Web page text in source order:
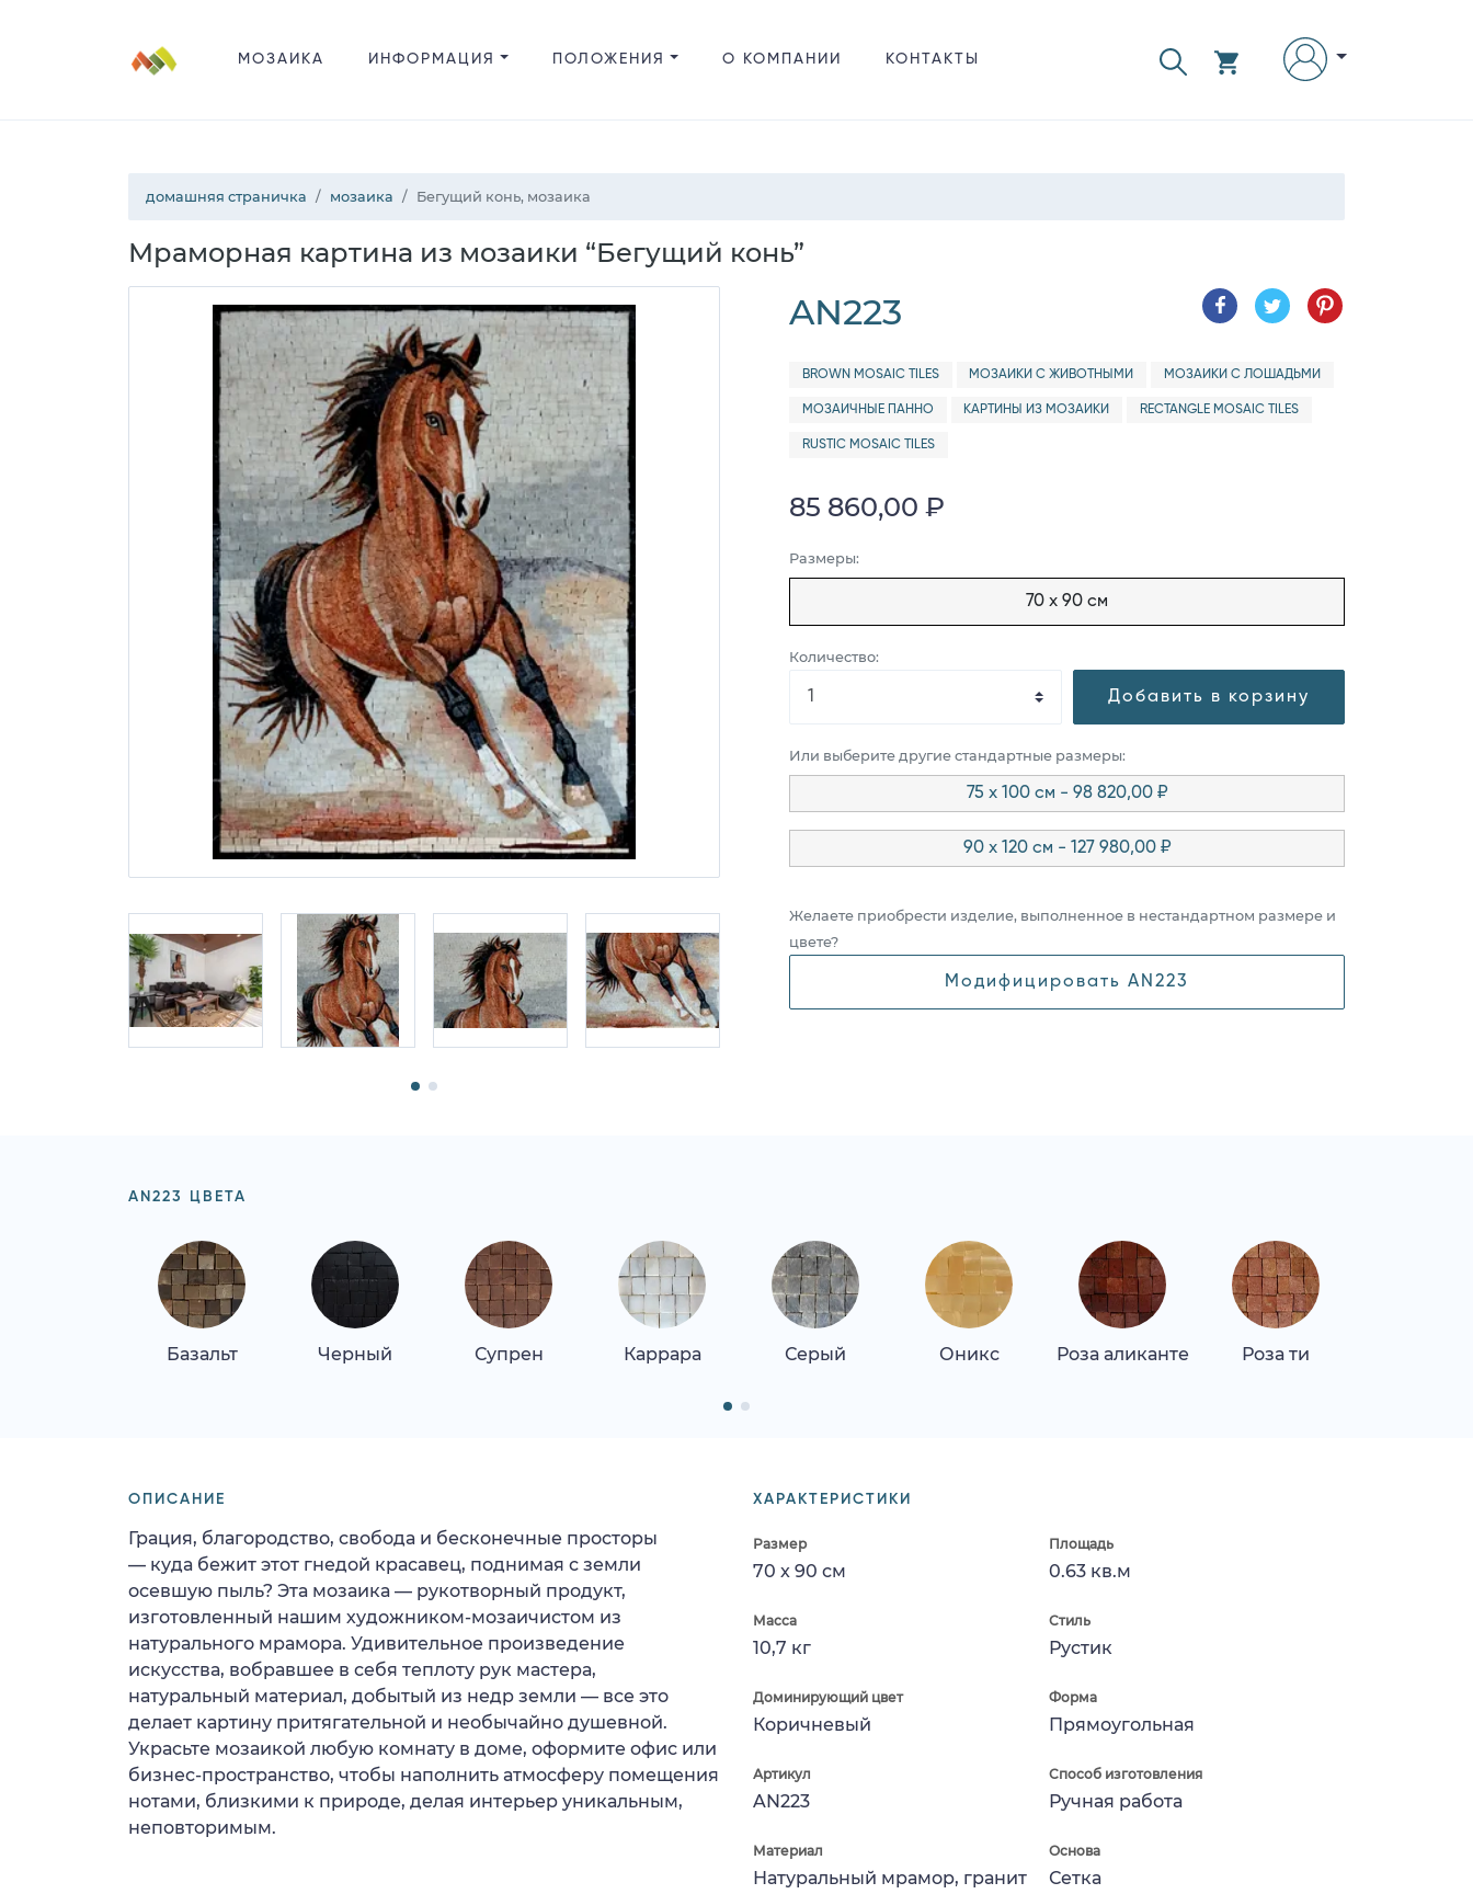
МОЗАИКА ИНФОРМАЦИЯ ПОЛОЖЕНИЯ О КОМПАНИИ КОНТАКТЫ
домашняя страничка мозаика Бегущий конь, мозаика
Мраморная картина из мозаики “Бегущий конь”
AN223
BROWN MOSAIC TILES МОЗАИКИ С ЖИВОТНЫМИ МОЗАИКИ С ЛОШАДЬМИ
МОЗАИЧНЫЕ ПАННО КАРТИНЫ ИЗ МОЗАИКИ RECTANGLE MOSAIC TILES
RUSTIC MOSAIC TILES
85 860,00 ₽
Размеры:
70 x 90 см
Количество:
Добавить в корзину
Или выберите другие стандартные размеры:
75 x 100 см - 98 820,00 ₽
90 x 120 см - 127 980,00 ₽
Желаете приобрести изделие, выполненное в нестандартном размере и
цвете?
Модифицировать AN223
AN223 ЦВЕТА
Базальт Черный Супрен Каррара Серый Оникс Роза аликанте Роза ти
ХАРАКТЕРИСТИКИ
Размер
70 x 90 см
Площадь
0.63 кв.м
Масса
10,7 кг
Стиль
Рустик
Доминирующий цвет
Коричневый
Форма
Прямоугольная
Артикул
AN223
Способ изготовления
Ручная работа
Материал
Натуральный мрамор, гранит
Основа
Сетка
ОПИСАНИЕ
Грация, благородство, свобода и бесконечные просторы
— куда бежит этот гнедой красавец, поднимая с земли
осевшую пыль? Эта мозаика — рукотворный продукт,
изготовленный нашим художником-мозаичистом из
натурального мрамора. Удивительное произведение
искусства, вобравшее в себя теплоту рук мастера,
натуральный материал, добытый из недр земли — все это
делает картину притягательной и необычайно душевной.
Украсьте мозаикой любую комнату в доме, оформите офис или
бизнес-пространство, чтобы наполнить атмосферу помещения
нотами, близкими к природе, делая интерьер уникальным,
неповторимым.